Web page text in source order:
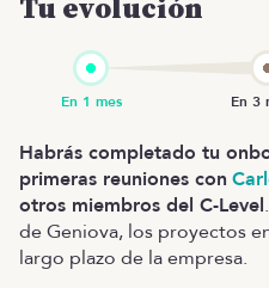
Tu evolución
Habrás completado tu
primeras reuniones con
otros miembros del C-Level
de Geniova, los proyectos
largo plazo de la empresa.